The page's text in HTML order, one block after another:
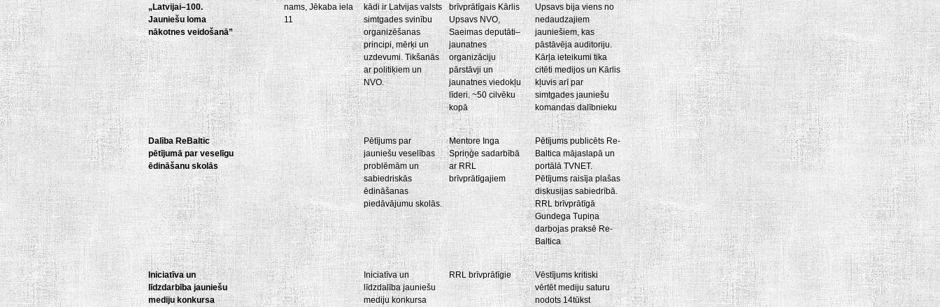
„Latvijai–100.
Jauniešu loma
nākotnes veidošanā”
nams, Jēkaba iela
11
kādi ir Latvijas valsts
simtgades svinību
organizēšanas
principi, mērķi un
uzdevumi. Tikšanās
ar politiķiem un
NVO.
brīvprātīgais Kārlis
Upsavs NVO,
Saeimas deputāti–
jaunatnes
organizāciju
pārstāvji un
jaunatnes viedokļu
līderi. ~50 cilvēku
kopā
Upsavs bija viens no
nedaudzajiem
jauniešiem, kas
pāstāvēja auditoriju.
Kārļa ieteikumi tika
citēti medijos un Kārlis
kļuvis arī par
simtgades jauniešu
komandas dalībnieku
Dalība ReBaltic
pētījumā par veselīgu
ēdināšanu skolās
Pētījums par
jauniešu veselības
problēmām un
sabiedriskās
ēdināšanas
piedāvājumu skolās.
Mentore Inga
Spriņģe sadarbībā
ar RRL
brīvprātīgajiem
Pētījums publicēts Re-
Baltica mājaslapā un
portālā TVNET.
Pētījums raisīja plašas
diskusijas sabiedrībā.
RRL brīvprātīgā
Gundega Tupiņa
darbojas praksē Re-
Baltica
Iniciatīva un
līdzdarbība jauniešu
mediju konkursa
Iniciatīva un
līdzdalība jauniešu
mediju konkursa
RRL brīvprātīgie
Vēstījums kritiski
vērtēt mediju saturu
nodots 14tūkst